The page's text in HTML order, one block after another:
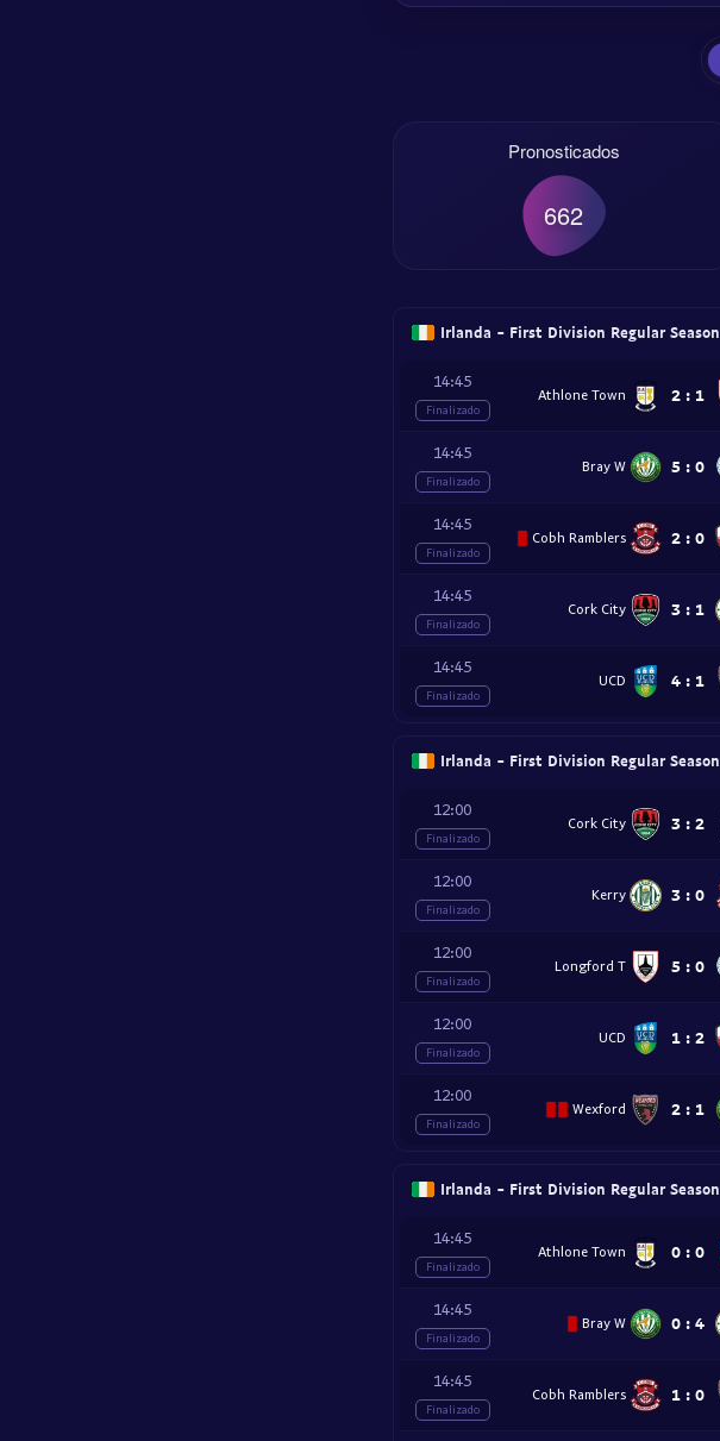
Pronosticados
662
Irlanda - First Division Regular Season
14:45
Finalizado
Athlone Town 2 : 1
14:45
Finalizado
Bray W 5 : 0
14:45
Finalizado
Cobh Ramblers 2 : 0
14:45
Finalizado
Cork City 3 : 1
14:45
Finalizado
UCD 4 : 1
Irlanda - First Division Regular Season
12:00
Finalizado
Cork City 3 : 2
12:00
Finalizado
Kerry 3 : 0
12:00
Finalizado
Longford T 5 : 0
12:00
Finalizado
UCD 1 : 2
12:00
Finalizado
Wexford 2 : 1
Irlanda - First Division Regular Season
14:45
Finalizado
Athlone Town 0 : 0
14:45
Finalizado
Bray W 0 : 4
14:45
Finalizado
Cobh Ramblers 1 : 0